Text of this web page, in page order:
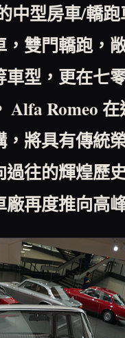
中型房車/轎
雙門轎跑，
型，更在七
Alfa Romeo 在
將具有傳統
往的輝煌歷
再度推向高